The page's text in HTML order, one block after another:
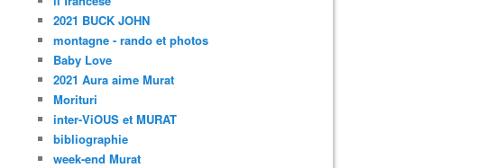
2021 BUCK JOHN
montagne - rando et photos
Baby Love
2021 Aura aime Murat
Morituri
inter-ViOUS et MURAT
bibliographie
week-end Murat